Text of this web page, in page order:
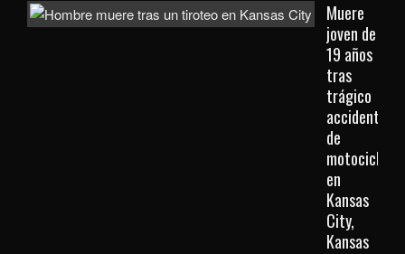
Muere
joven de
19 años
tras
trágico
accidente
de
motocicleta
en
Kansas
City,
Kansas